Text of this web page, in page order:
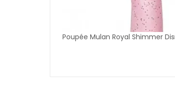
Poupée Mulan Royal Shimmer